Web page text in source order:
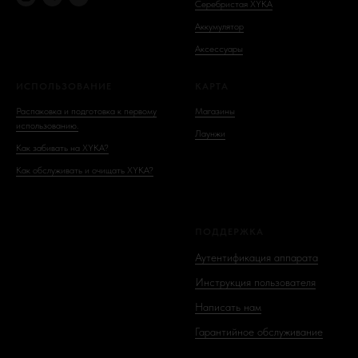
Серебристая XYKA
Аккумулятор
Аксессуары
Распаковка и подготовка к первому
использованию.
Как забивать на XYKA?
Как обслуживать и очищать XYKA?
Магазины
Лаунжи
Аутентификация аппарата
Инструкция пользователя
Написать нам
Гарантийное обслуживание